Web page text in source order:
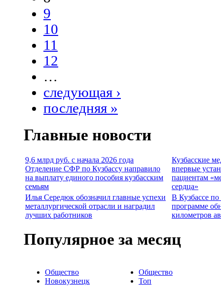
9
10
11
12
…
следующая ›
последняя »
Главные новости
9,6 млрд руб. с начала 2026 года
Отделение СФР по Кузбассу направило
на выплату единого пособия кузбасским
семьям
Кузбасские
впервые
пациентам
сердца»
Илья Середюк обозначил главные успехи
металлургической отрасли и наградил
лучших работников
В Кузбассе по
программе
километров
Популярное за месяц
Общество
Новокузнецк
Общество
Топ